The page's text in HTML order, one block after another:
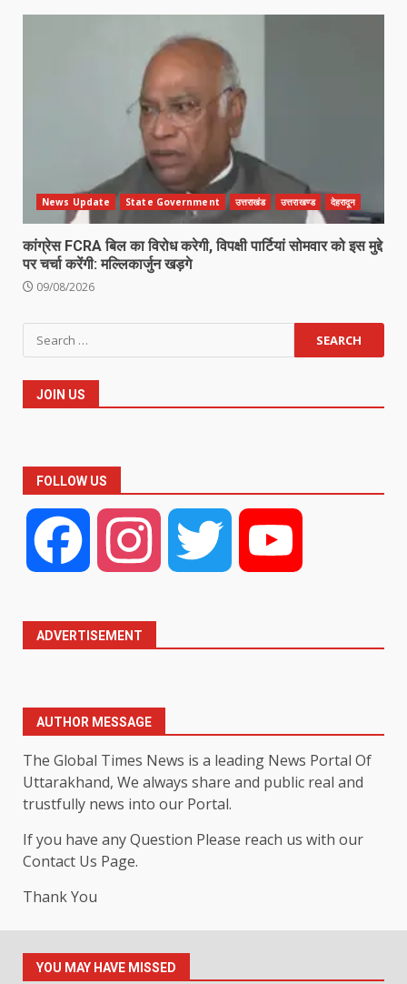
News Update State Government उत्तराखंड उत्तराखण्ड देहरादून
कांग्रेस FCRA बिल का विरोध करेगी, विपक्षी पार्टियां सोमवार को इस मुद्दे
पर चर्चा करेंगी: मल्लिकार्जुन खड़गे
09/08/2026
Search
for:
JOIN US
FOLLOW US
Facebook Instagram Twitter
ADVERTISEMENT
AUTHOR MESSAGE
The Global Times News is a leading News Portal Of
Uttarakhand, We always share and public real and
trustfully news into our Portal.
If you have any Question Please reach us with our
Contact Us Page.
Thank You
YOU MAY HAVE MISSED